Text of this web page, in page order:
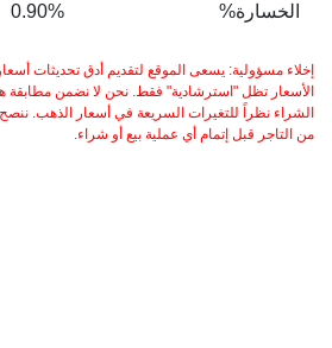
الخسارة% 0.90%
إخلاء مسؤولية: يسعى الموقع لتقديم أدق تحديثات
الأسعار تظل "استرشادية" فقط. نحن لا نضمن مطابقة
الشراء نظراً للتغيرات السريعة في أسعار الذهب. ننصح
من التاجر قبل إتمام أي عملية بيع أو شراء.